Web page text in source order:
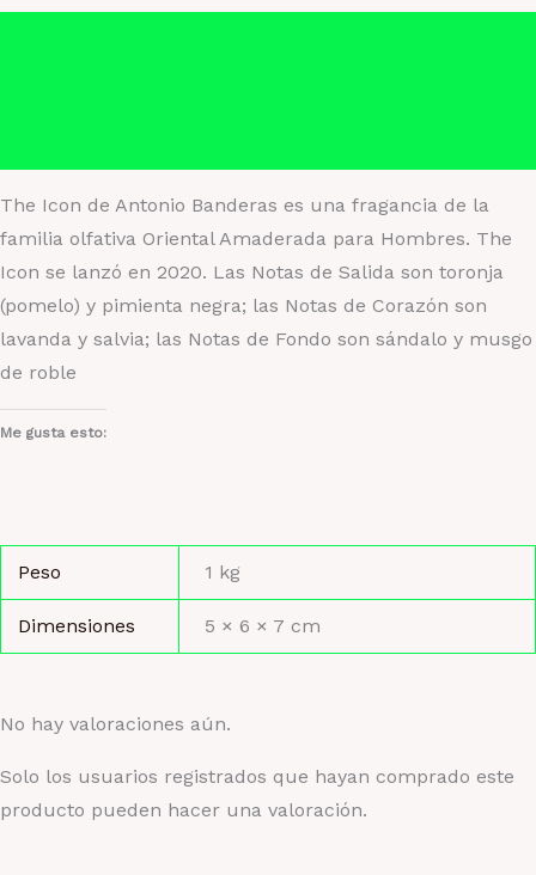
The Icon de Antonio Banderas es una fragancia de la
familia olfativa Oriental Amaderada para Hombres. The
Icon se lanzó en 2020. Las Notas de Salida son toronja
(pomelo) y pimienta negra; las Notas de Corazón son
lavanda y salvia; las Notas de Fondo son sándalo y musgo
de roble
Me gusta esto:
Peso 1 kg
Dimensiones 5 × 6 × 7 cm
No hay valoraciones aún.
Solo los usuarios registrados que hayan comprado este
producto pueden hacer una valoración.